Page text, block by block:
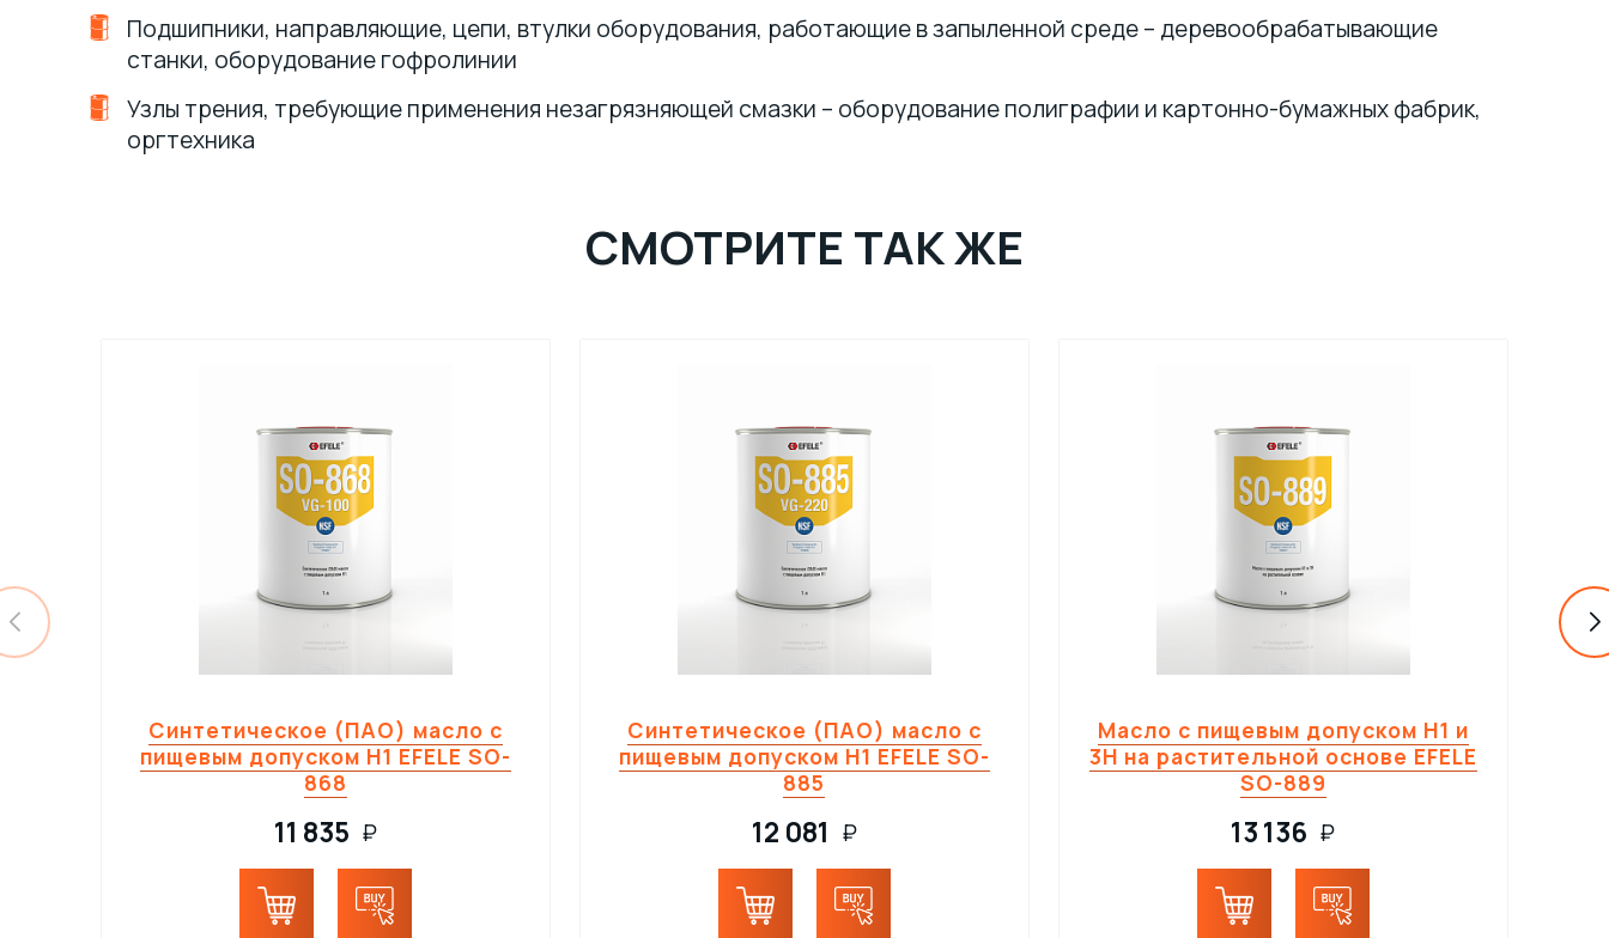
Подшипники, направляющие, цепи, втулки оборудования, работающие в запыленной среде – деревообрабатывающие
станки, оборудование гофролинии
Узлы трения, требующие применения незагрязняющей смазки – оборудование полиграфии и картонно-бумажных фабрик,
оргтехника
СМОТРИТЕ ТАК ЖЕ
Синтетическое (ПАО) масло с
пищевым допуском H1 EFELE SO-
868
11 835 ₽
Синтетическое (ПАО) масло с
пищевым допуском H1 EFELE SO-
885
12 081 ₽
Масло с пищевым допуском H1 и
3H на растительной основе EFELE
SO-889
13 136 ₽